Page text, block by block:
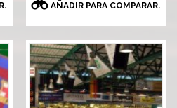
AÑADIR PARA COMPARAR.